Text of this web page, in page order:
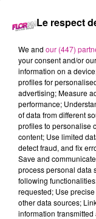
Assurer le
être force de
propositions
Etre le référent
HSE terrain
équipes
mission.
Etablir et
Assurer un
Identifier et
HSE
Le respect
We and our (447)
your consent and/or
information on a
profiles for
advertising; Measure
performance;
of data from different
profiles to personalise
content; Use limited
detect fraud, and fix
Save and
process personal data
following
requested; Use
other data sources;
information transmitted